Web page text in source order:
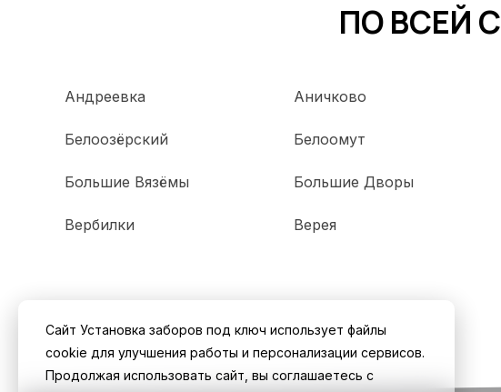
ПО ВСЕЙ
Андреевка Аничково
Белоозёрский Белоомут
Большие Вязёмы Большие Дворы
Вербилки Верея
Сайт Установка заборов под ключ использует файлы
cookie для улучшения работы и персонализации сервисов.
Продолжая использовать сайт, вы соглашаетесь с